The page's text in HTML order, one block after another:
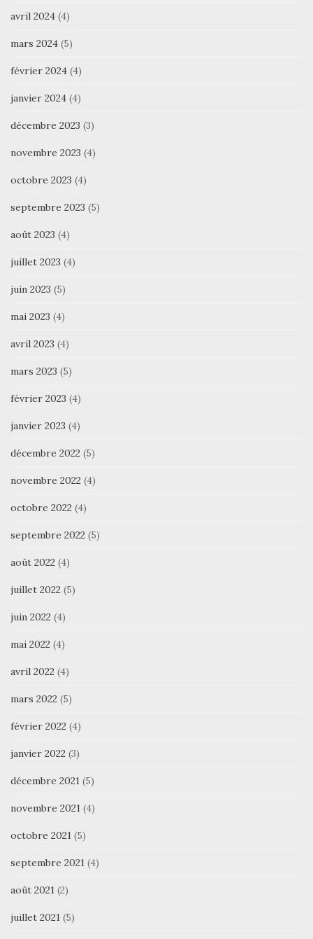
avril 2024 (4)
mars 2024 (5)
février 2024 (4)
janvier 2024 (4)
décembre 2023 (3)
novembre 2023 (4)
octobre 2023 (4)
septembre 2023 (5)
août 2023 (4)
juillet 2023 (4)
juin 2023 (5)
mai 2023 (4)
avril 2023 (4)
mars 2023 (5)
février 2023 (4)
janvier 2023 (4)
décembre 2022 (5)
novembre 2022 (4)
octobre 2022 (4)
septembre 2022 (5)
août 2022 (4)
juillet 2022 (5)
juin 2022 (4)
mai 2022 (4)
avril 2022 (4)
mars 2022 (5)
février 2022 (4)
janvier 2022 (3)
décembre 2021 (5)
novembre 2021 (4)
octobre 2021 (5)
septembre 2021 (4)
août 2021 (2)
juillet 2021 (5)